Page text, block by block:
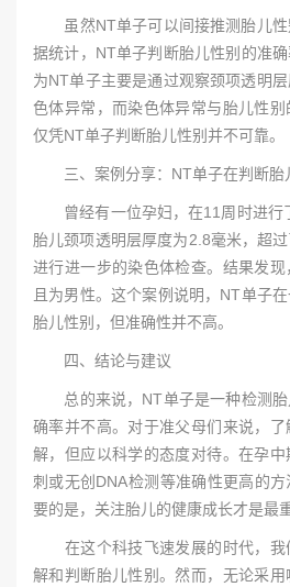
虽然NT单子可以间接推测胎儿性
据统计，NT单子判断胎儿性别的准
为NT单子主要是通过观察颈项透明
色体异常，而染色体异常与胎儿性别
仅凭NT单子判断胎儿性别并不可靠。
三、案例分享：NT单子在判断胎
曾经有一位孕妇，在11周时进行
胎儿颈项透明层厚度为2.8毫米，超
进行进一步的染色体检查。结果发现
且为男性。这个案例说明，NT单子
胎儿性别，但准确性并不高。
四、结论与建议
总的来说，NT单子是一种检测胎
确率并不高。对于准父母们来说，
解，但应以科学的态度对待。在孕
刺或无创DNA检测等准确性更高的
要的是，关注胎儿的健康成长才是最
在这个科技飞速发展的时代，我
解和判断胎儿性别。然而，无论采